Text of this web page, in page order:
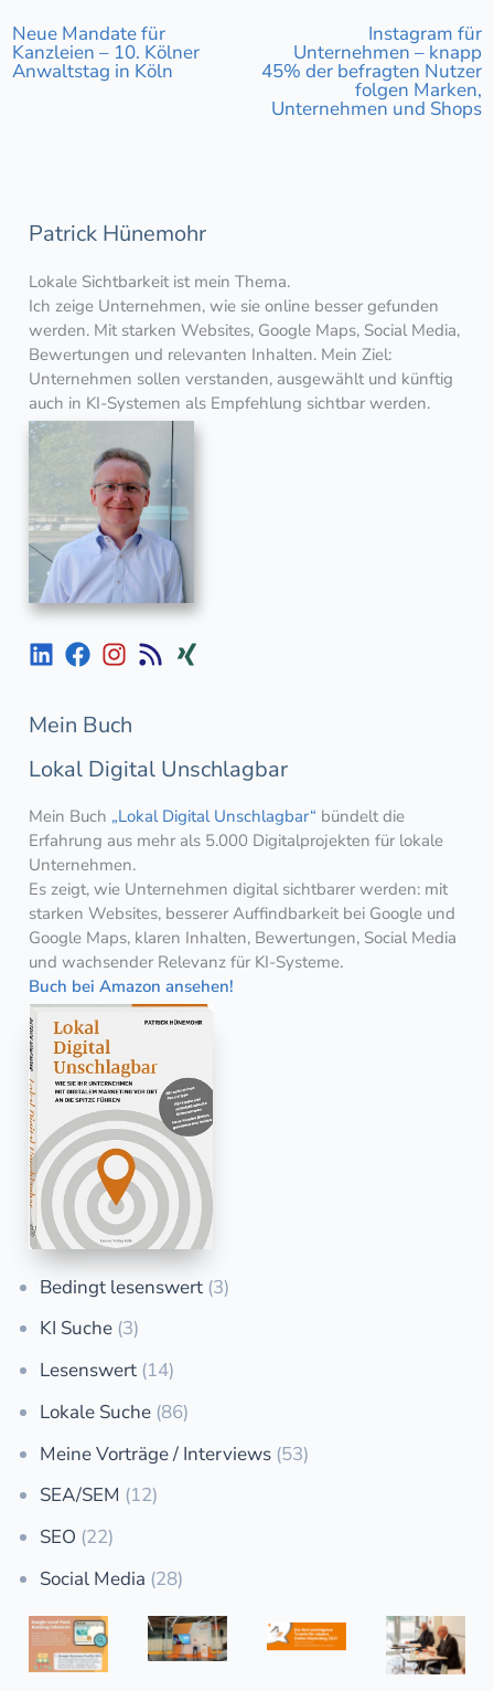
Neue Mandate für
Kanzleien – 10. Kölner
Anwaltstag in Köln
Instagram für
Unternehmen – knapp
45% der befragten Nutzer
folgen Marken,
Unternehmen und Shops
Patrick Hünemohr
Lokale Sichtbarkeit ist mein Thema.
Ich zeige Unternehmen, wie sie online besser gefunden
werden. Mit starken Websites, Google Maps, Social Media,
Bewertungen und relevanten Inhalten. Mein Ziel:
Unternehmen sollen verstanden, ausgewählt und künftig
auch in KI-Systemen als Empfehlung sichtbar werden.
Mein Buch
Lokal Digital Unschlagbar
Mein Buch „Lokal Digital Unschlagbar“ bündelt die
Erfahrung aus mehr als 5.000 Digitalprojekten für lokale
Unternehmen.
Es zeigt, wie Unternehmen digital sichtbarer werden: mit
starken Websites, besserer Auffindbarkeit bei Google und
Google Maps, klaren Inhalten, Bewertungen, Social Media
und wachsender Relevanz für KI-Systeme.
Buch bei Amazon ansehen!
Bedingt lesenswert (3)
KI Suche (3)
Lesenswert (14)
Lokale Suche (86)
Meine Vorträge / Interviews (53)
SEA/SEM (12)
SEO (22)
Social Media (28)